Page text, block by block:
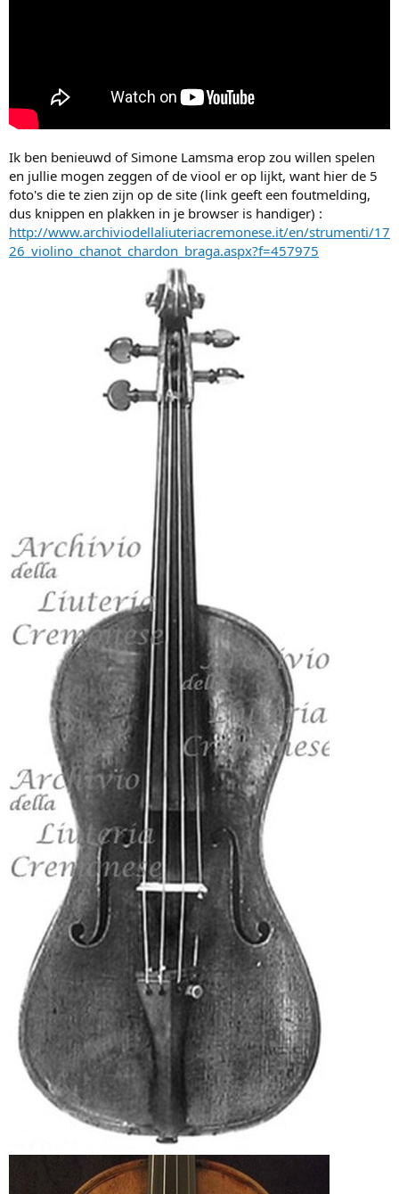
Ik ben benieuwd of Simone Lamsma erop zou willen spelen
en jullie mogen zeggen of de viool er op lijkt, want hier de 5
foto's die te zien zijn op de site (link geeft een foutmelding,
dus knippen en plakken in je browser is handiger) :
http://www.archiviodellaliuteriacremonese.it/en/strumenti/17
26_violino_chanot_chardon_braga.aspx?f=457975